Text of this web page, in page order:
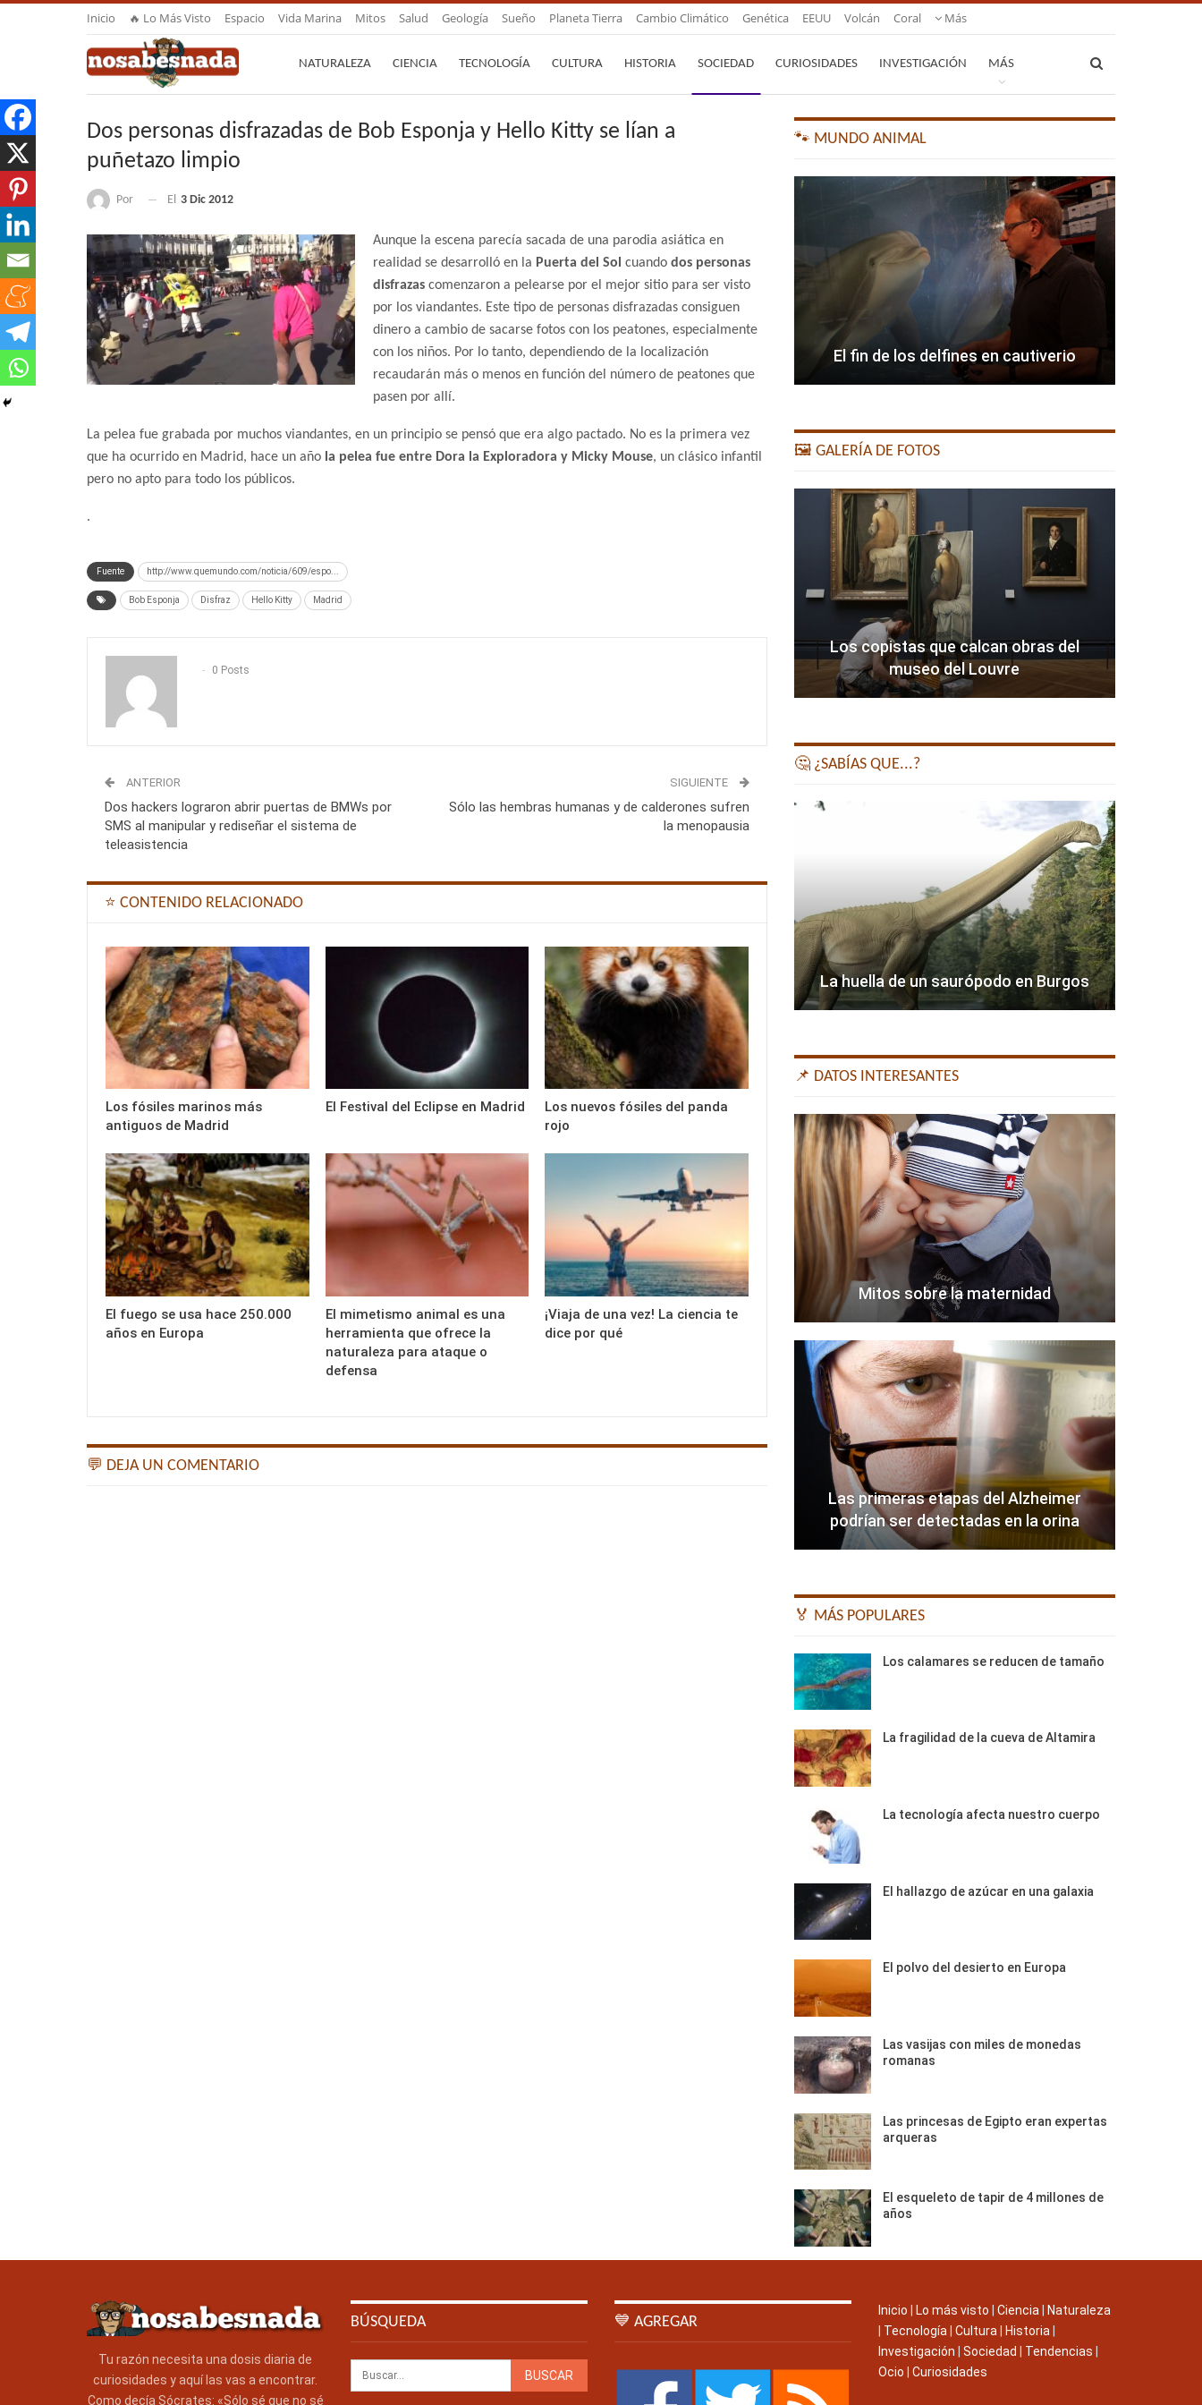
Inicio 🔥 Lo Más Visto Espacio Vida Marina Mitos Salud Geología Sueño Planeta Tierra Cambio Climático Genética EEUU Volcán Coral Más
NATURALEZA CIENCIA TECNOLOGÍA CULTURA HISTORIA SOCIEDAD CURIOSIDADES INVESTIGACIÓN MÁS
Dos personas disfrazadas de Bob Esponja y Hello Kitty se lían a
puñetazo limpio
Por El 3 Dic 2012
Aunque la escena parecía sacada de una parodia asiática en
realidad se desarrolló en la Puerta del Sol cuando dos personas
disfrazas comenzaron a pelearse por el mejor sitio para ser visto
por los viandantes. Este tipo de personas disfrazadas consiguen
dinero a cambio de sacarse fotos con los peatones, especialmente
con los niños. Por lo tanto, dependiendo de la localización
recaudarán más o menos en función del número de peatones que
pasen por allí.
La pelea fue grabada por muchos viandantes, en un principio se pensó que era algo pactado. No es la primera vez
que ha ocurrido en Madrid, hace un año la pelea fue entre Dora la Exploradora y Micky Mouse, un clásico infantil
pero no apto para todo los públicos.
.
Fuente http://www.quemundo.com/noticia/609/espo...
Bob Esponja Disfraz Hello Kitty Madrid
0 Posts
ANTERIOR
Dos hackers lograron abrir puertas de BMWs por
SMS al manipular y rediseñar el sistema de
teleasistencia
SIGUIENTE
Sólo las hembras humanas y de calderones sufren
la menopausia
⭐ CONTENIDO RELACIONADO
Los fósiles marinos más
antiguos de Madrid
El Festival del Eclipse en Madrid
Los nuevos fósiles del panda
rojo
El fuego se usa hace 250.000
años en Europa
El mimetismo animal es una
herramienta que ofrece la
naturaleza para ataque o
defensa
¡Viaja de una vez! La ciencia te
dice por qué
💬 DEJA UN COMENTARIO
🐾 MUNDO ANIMAL
El fin de los delfines en cautiverio
🖼️ GALERÍA DE FOTOS
Los copistas que calcan obras del
museo del Louvre
🤔 ¿SABÍAS QUE...?
La huella de un saurópodo en Burgos
📌 DATOS INTERESANTES
Mitos sobre la maternidad
Las primeras etapas del Alzheimer
podrían ser detectadas en la orina
🏅 MÁS POPULARES
Los calamares se reducen de tamaño
La fragilidad de la cueva de Altamira
La tecnología afecta nuestro cuerpo
El hallazgo de azúcar en una galaxia
El polvo del desierto en Europa
Las vasijas con miles de monedas
romanas
Las princesas de Egipto eran expertas
arqueras
El esqueleto de tapir de 4 millones de
años
Tu razón necesita una dosis diaria de
curiosidades y aquí las vas a encontrar.
Como decía Sócrates: «Sólo sé que no sé
BÚSQUEDA 💙 AGREGAR
Inicio Lo más visto Ciencia
Naturaleza
Tecnología Cultura Historia
Investigación
Sociedad Tendencias
Ocio
Curiosidades